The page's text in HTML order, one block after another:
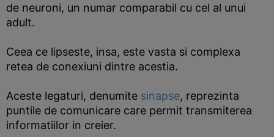
de neuroni, un numar comparabil cu cel al unui
adult.
Ceea ce lipseste, insa, este vasta si complexa
retea de conexiuni dintre acestia.
Aceste legaturi, denumite sinapse, reprezinta
puntile de comunicare care permit transmiterea
informatiilor in creier.